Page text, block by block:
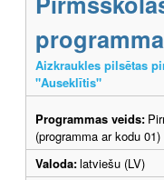
programma
Aizkraukles pilsētas
"Auseklītis"
Programmas veids:
(programma ar kodu 01)
Valoda:latviešu (LV)